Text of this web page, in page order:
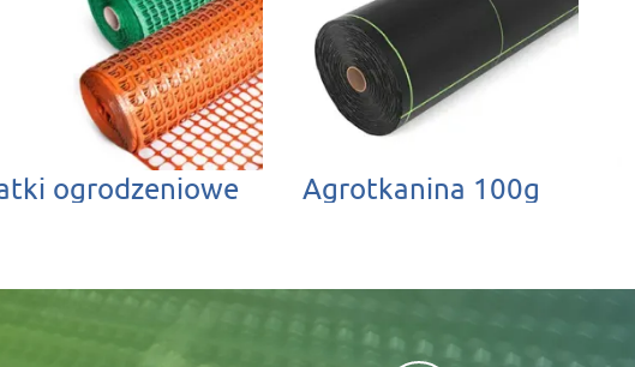
ogrodzeniowe Agrotkanina 100g